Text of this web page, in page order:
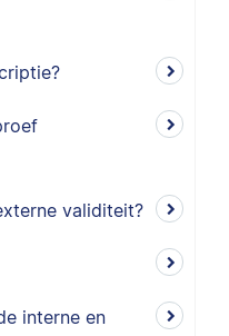
validiteit?
interne en